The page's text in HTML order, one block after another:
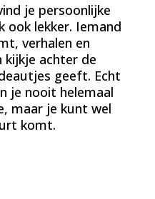
je persoonlijke
ook lekker. Iemand
verhalen en
kijkje achter de
geeft. Echt
je nooit helemaal
maar je kunt wel
komt.